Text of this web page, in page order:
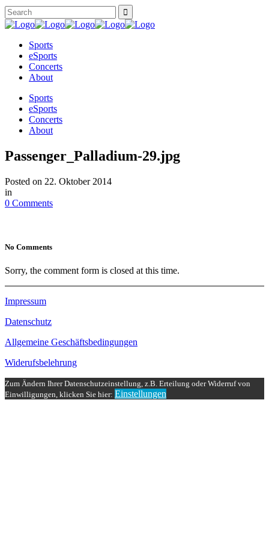
Sports
eSports
Concerts
About
Sports
eSports
Concerts
About
Passenger_Palladium-29.jpg
Posted on 22. Oktober 2014
in
0 Comments
No Comments
Sorry, the comment form is closed at this time.
Impressum
Datenschutz
Allgemeine Geschäftsbedingungen
Widerufsbelehrung
Zum Ändern Ihrer Datenschutzeinstellung, z.B. Erteilung oder Widerruf von
Einwilligungen, klicken Sie hier: Einstellungen